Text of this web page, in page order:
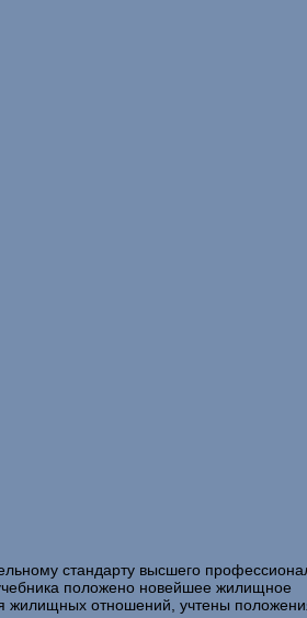
стандарту высшего
положено новейшее жилищное
жилищных отношений, учтены